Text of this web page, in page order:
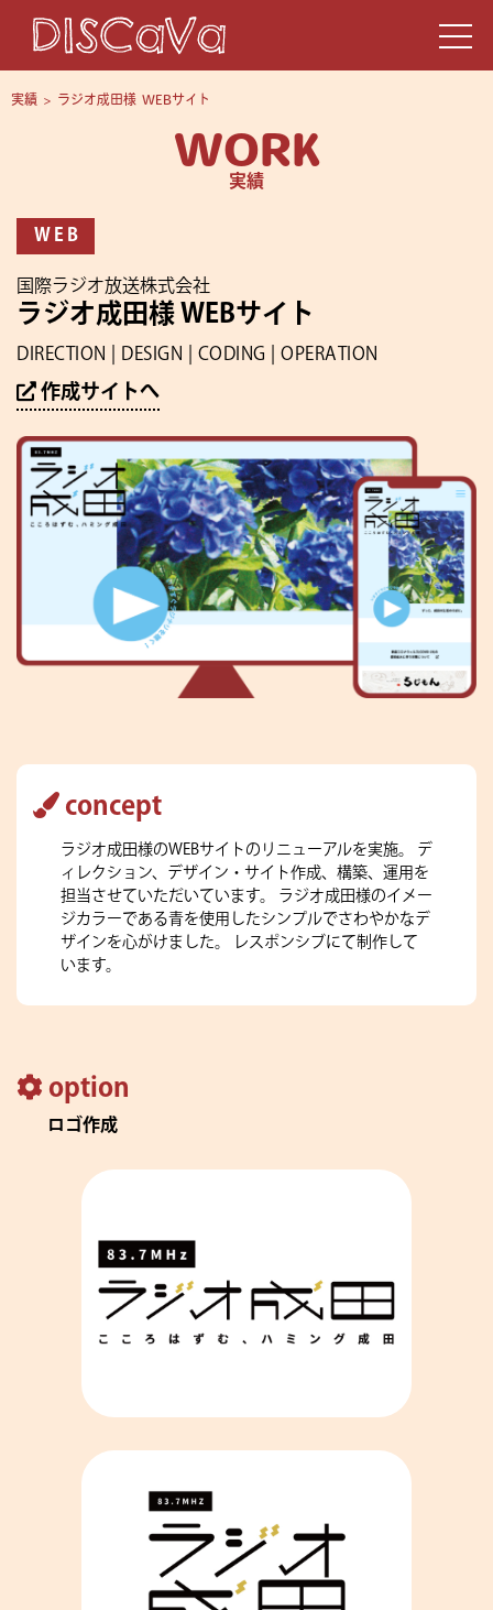
実績 > ラジオ成田様 WEBサイト
WORK
実績
WEB
国際ラジオ放送株式会社
ラジオ成田様 WEBサイト
DIRECTION | DESIGN | CODING | OPERATION
作成サイトへ
concept
ラジオ成田様のWEBサイトのリニューアルを実施。
デ
ィレクション、デザイン・サイト作成、構築、運用を
担当させていただいています。
ラジオ成田様のイメー
ジカラーである青を使用したシンプルでさわやかなデ
ザインを心がけました。
レスポンシブにて制作して
います。
option
ロゴ作成